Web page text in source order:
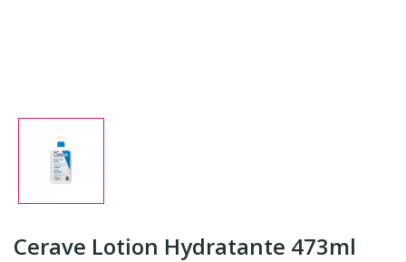
Cerave Lotion Hydratante 473ml